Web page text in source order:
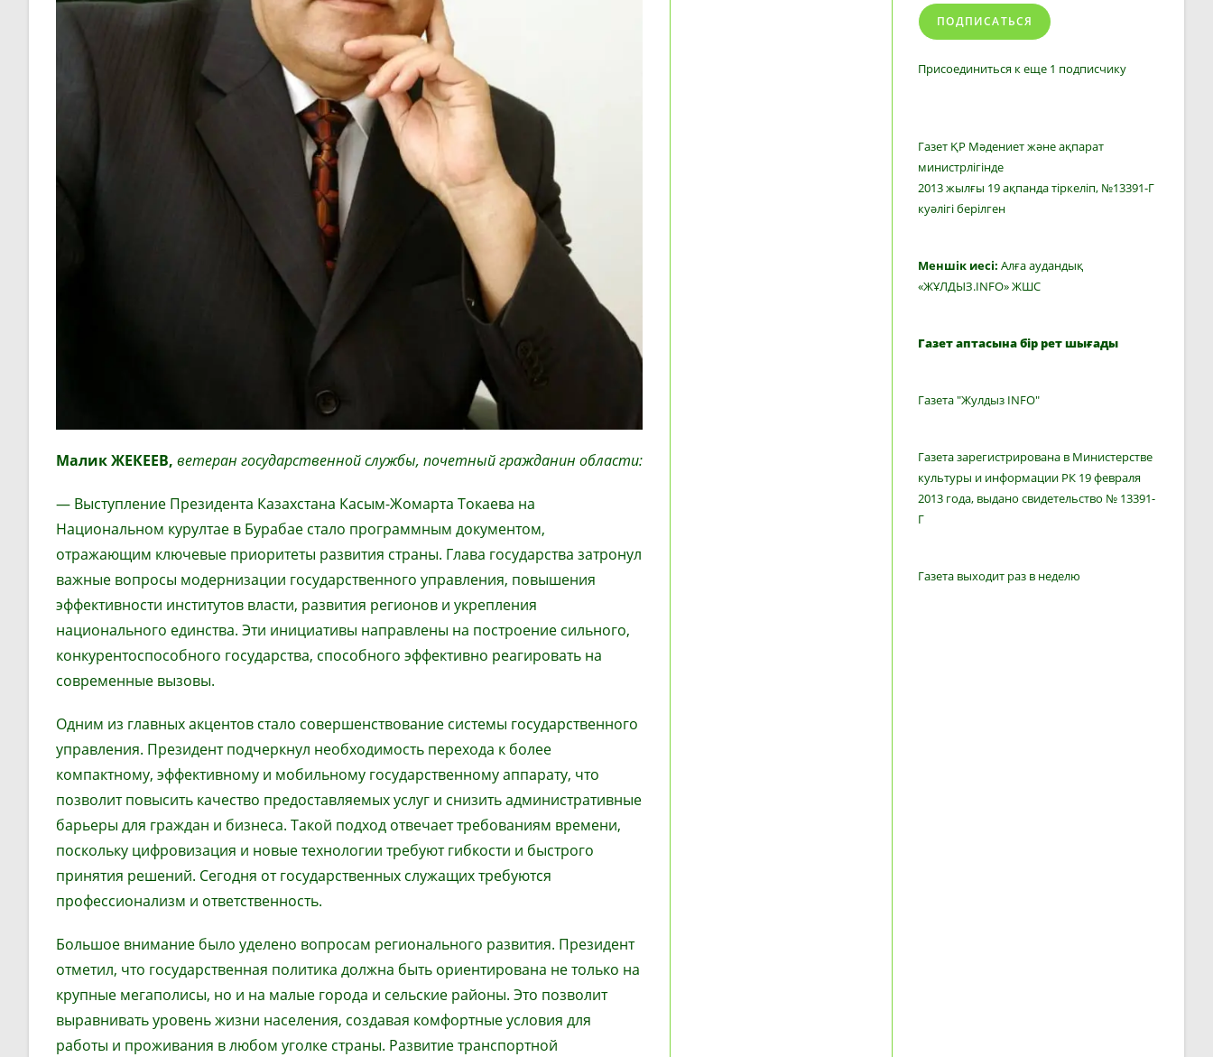
Малик ЖЕКЕЕВ, ветеран государственной службы, почетный гражданин области:
— Выступление Президента Казахстана Касым-Жомарта Токаева на
Национальном курултае в Бурабае стало программным документом,
отражающим ключевые приоритеты развития страны. Глава государства затронул
важные вопросы модернизации государственного управления, повышения
эффективности институтов власти, развития регионов и укрепления
национального единства. Эти инициативы направлены на построение сильного,
конкурентоспособного государства, способного эффективно реагировать на
современные вызовы.
Одним из главных акцентов стало совершенствование системы государственного
управления. Президент подчеркнул необходимость перехода к более
компактному, эффективному и мобильному государственному аппарату, что
позволит повысить качество предоставляемых услуг и снизить административные
барьеры для граждан и бизнеса. Такой подход отвечает требованиям времени,
поскольку цифровизация и новые технологии требуют гибкости и быстрого
принятия решений. Сегодня от государственных служащих требуются
профессионализм и ответственность.
Большое внимание было уделено вопросам регионального развития. Президент
отметил, что государственная политика должна быть ориентирована не только на
крупные мегаполисы, но и на малые города и сельские районы. Это позволит
выравнивать уровень жизни населения, создавая комфортные условия для
работы и проживания в любом уголке страны. Развитие транспортной
ПОДПИСАТЬСЯ
Присоединиться к еще 1 подписчику
Газет ҚР Мәдениет және ақпарат
министрлігінде
2013 жылғы 19 ақпанда тіркеліп, №13391-Г
куәлігі берілген
Меншік иесі: Алға аудандық
«ЖҰЛДЫЗ.INFO» ЖШС
Газет аптасына бір рет шығады
Газета "Жулдыз INFO"
Газета зарегистрирована в Министерстве
культуры и информации РК 19 февраля
2013 года, выдано свидетельство № 13391-
Г
Газета выходит раз в неделю